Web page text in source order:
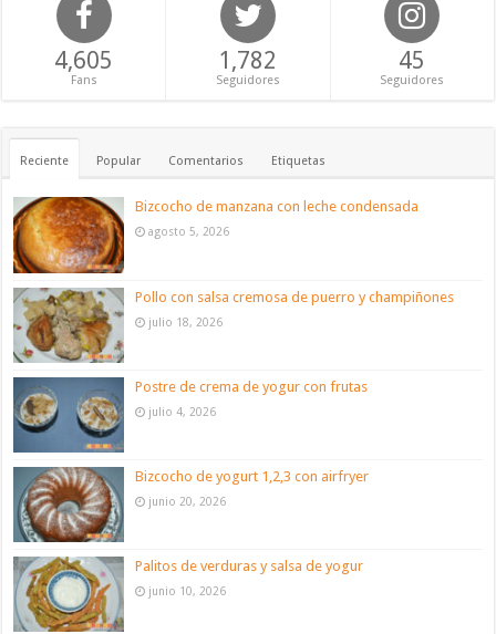
4,605
Fans
1,782
Seguidores
45
Seguidores
Reciente Popular Comentarios Etiquetas
Bizcocho de manzana con leche condensada
agosto 5, 2026
Pollo con salsa cremosa de puerro y champiñones
julio 18, 2026
Postre de crema de yogur con frutas
julio 4, 2026
Bizcocho de yogurt 1,2,3 con airfryer
junio 20, 2026
Palitos de verduras y salsa de yogur
junio 10, 2026